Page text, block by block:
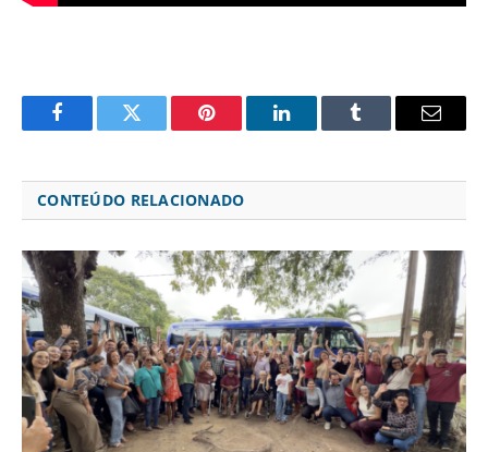
FacebookTwitter Pinterest LinkedInTumblr Email
CONTEÚDO RELACIONADO